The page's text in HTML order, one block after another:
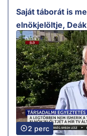
Saját táborát is
elnökjelöltje,
2 perc